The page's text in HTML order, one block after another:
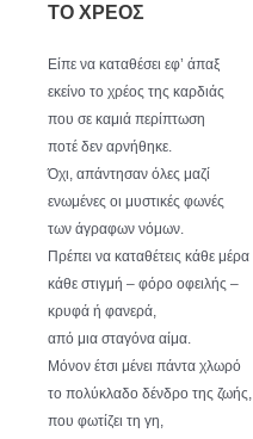
ΤΟ ΧΡΕΟΣ
Είπε να καταθέσει εφ’ άπαξ
εκείνο το χρέος της καρδιάς
που σε καμιά περίπτωση
ποτέ δεν αρνήθηκε.
Όχι, απάντησαν όλες μαζί
ενωμένες οι μυστικές φωνές
των άγραφων νόμων.
Πρέπει να καταθέτεις κάθε μέρα
κάθε στιγμή – φόρο οφειλής –
κρυφά ή φανερά,
από μια σταγόνα αίμα.
Μόνον έτσι μένει πάντα χλωρό
το πολύκλαδο δένδρο της ζωής,
που φωτίζει τη γη,